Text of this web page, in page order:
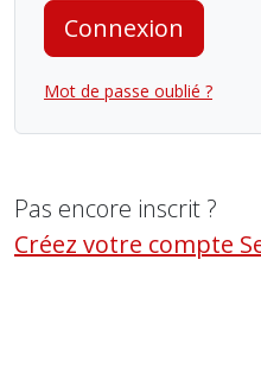
Connexion
Mot de passe oublié ?
Pas encore inscrit ?
Créez votre compte